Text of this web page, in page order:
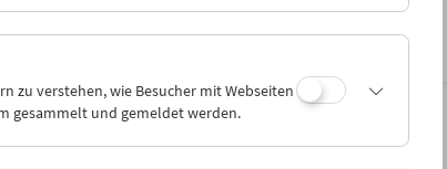
zu verstehen, wie Besucher mit Webseiten
gesammelt und gemeldet werden.